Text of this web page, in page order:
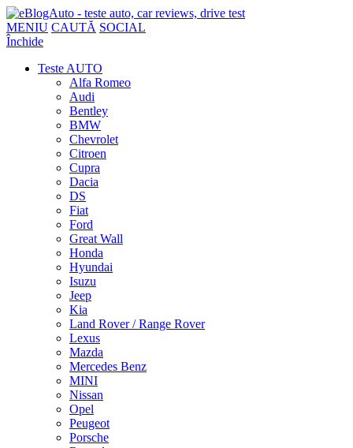
MENIU CAUTĂ SOCIAL
Închide
Teste AUTO
Alfa Romeo
Audi
Bentley
BMW
Chevrolet
Citroen
Cupra
Dacia
DS
Fiat
Ford
Great Wall
Honda
Hyundai
Isuzu
Jeep
Kia
Land Rover / Range Rover
Lexus
Mazda
Mercedes Benz
MINI
Nissan
Opel
Peugeot
Porsche